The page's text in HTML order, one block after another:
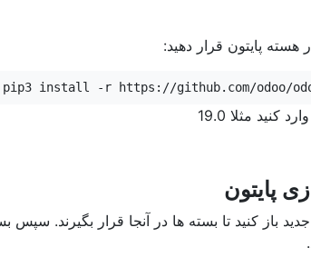
هسته پایتون قرار دهید:
pip3 install -r https://github.com/odoo/
باز کنید تا بسته ها در آنجا قرار بگیرند. سپس